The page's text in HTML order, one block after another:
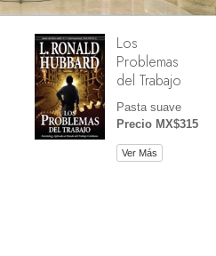
Los
Problemas
del Trabajo
Pasta suave
Precio MX$315
Ver Más